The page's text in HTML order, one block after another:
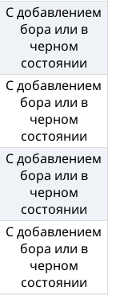
С добавлением
бора или в
черном
состоянии
С добавлением
бора или в
черном
состоянии
С добавлением
бора или в
черном
состоянии
С добавлением
бора или в
черном
состоянии